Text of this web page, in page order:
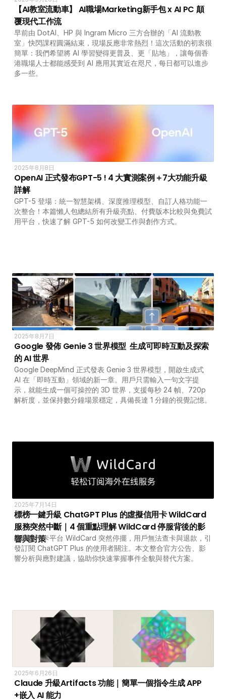
【AI教室流動車】 AI職場Marketing新手包 x AI PC 顛
覆現代工作流
早前由 DotAI、HP 與 Ingram Micro 三方合辦的「AI 流動教
室」快閃課程圓滿結束，現場反應非常熱烈！這次活動的初衷很
簡單：我們希望將 AI 學習變得更普及、更「貼地」，讓每個香
港職場人士都能感受到 AI 應用其實近在咫尺，每日都可以進步
多一些。
2025年8月8日
OpenAI 正式發布GPT-5 ! 4 大實測案例＋7大功能升級
詳解
GPT-5 登場：統一智慧架構、深度推理模型、自訂人格功能一
次整合！本篇懶人包總結所有升級亮點、付費版本比較與免費試
用平台，快速了解 GPT-5 如何改變工作與創作方式。
2025年8月7日
Google 發佈 Genie 3 世界模型  生成可即時互動及探索
的 AI 世界
Google DeepMind 正式發表 Genie 3 世界模型，開啟生成式
AI 在「即時互動」領域的新一章。用戶只需輸入一句文字提
示，就能生成一個可操控的 3D 世界，支援每秒 24 幀、720p
解析度，並保持數分鐘場景穩定，具備長達 1 分鐘的視覺記憶。
2025年7月14日
標榜一鍵升級 ChatGPT Plus 的虛擬信用卡 WildCard
服務突然中斷｜4 個重點理解 WildCard 停服背後的影
響與對策
虛擬信用卡平台 WildCard 突然停擺，用戶無法查卡與退款，引
發訂閱 ChatGPT Plus 的使用者關注。本文整合官方公告、影
響分析與應對建議，協助你快速掌握事件全貌與替代方案。
2025年6月26日
Claude 升級Artifacts 功能｜簡單一個指令生成 APP
+嵌入 AI 能力